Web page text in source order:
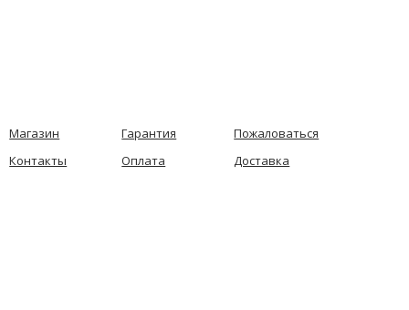
Магазин Гарантия
Пожаловаться
Контакты
Оплата Доставка